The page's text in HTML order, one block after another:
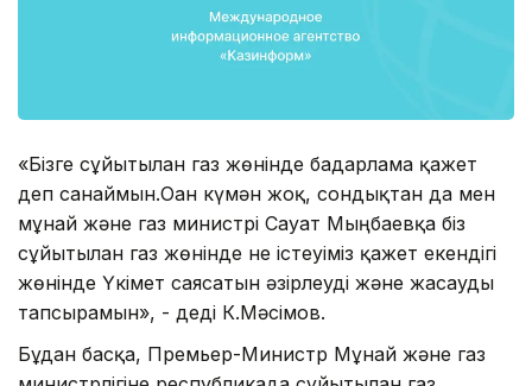
«Бізге сұйытылған газ жөнінде бағдарлама қажет
деп санаймын.Оған күмән жоқ, сондықтан да мен
мұнай және газ министрі Сауат Мыңбаевқа біз
сұйытылған газ жөнінде не істеуіміз қажет екендігі
жөнінде Үкімет саясатын әзірлеуді және жасауды
тапсырамын», - деді К.Мәсімов.
Бұдан басқа, Премьер-Министр Мұнай және газ